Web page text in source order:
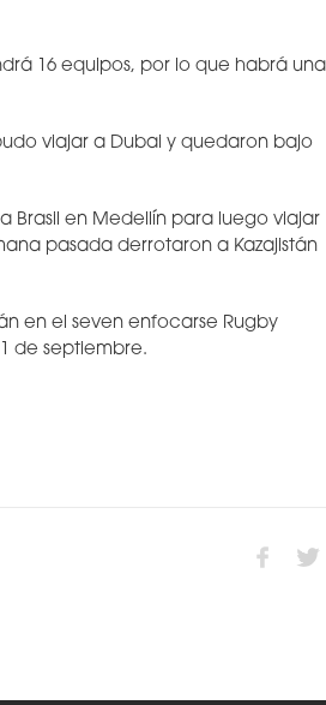
16 equipos, por lo que habrá una
viajar a Dubai y quedaron bajo
Brasil en Medellín para luego viajar
pasada derrotaron a Kazajistán
en el seven enfocarse Rugby
de septiembre.